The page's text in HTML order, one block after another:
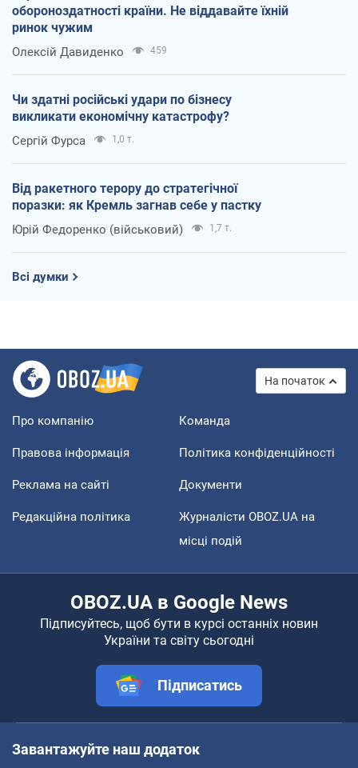
обороноздатності країни. Не віддавайте їхній
ринок чужим
Олексій Давиденко 459
Чи здатні російські удари по бізнесу
викликати економічну катастрофу?
Сергій Фурса 1,0 т.
Від ракетного терору до стратегічної
поразки: як Кремль загнав себе у пастку
Юрій Федоренко (військовий) 1,7 т.
Всі думки
На початок
Про компанію Команда
Правова інформація Політика конфіденційності
Реклама на сайті Документи
Редакційна політика
Журналісти OBOZ.UA на
місці подій
OBOZ.UA в Google News
Підписуйтесь, щоб бути в курсі останніх новин
України та світу сьогодні
Підписатись
Завантажуйте наш додаток